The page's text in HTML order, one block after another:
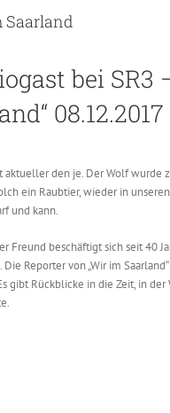
Saarland
bei SR3
08.12.2017
aktueller den je. Der Wolf wurde
ein Raubtier, wieder in
und kann.
Freund beschäftigt sich seit 40
Reporter von „Wir im
gibt Rückblicke in die Zeit, in der